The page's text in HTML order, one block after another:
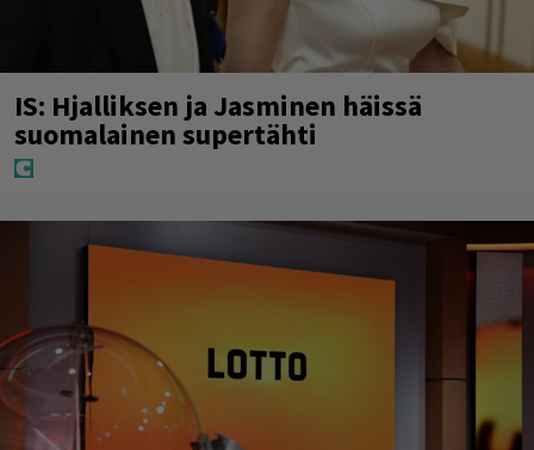
IS: Hjalliksen ja Jasminen häissä
suomalainen supertähti